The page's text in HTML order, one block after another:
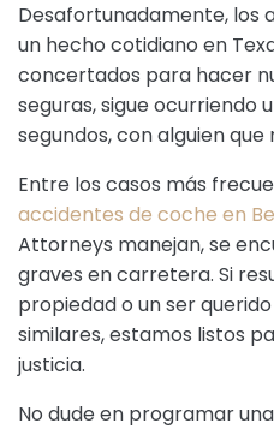
Desafortunadamente, los
un hecho cotidiano en
concertados para hacer
seguras, sigue ocurriendo
segundos, con alguien
Entre los casos más
accidentes de coche en
Attorneys manejan, se
graves en carretera. Si
propiedad o un ser
similares, estamos listos
justicia.
No dude en programar